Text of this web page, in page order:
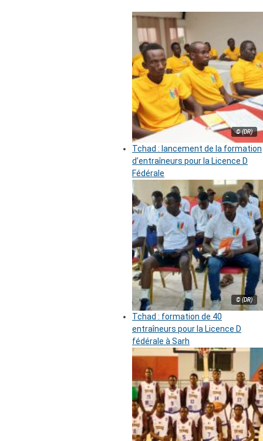
© (DR)
Tchad : lancement de la formation
d’entraîneurs pour la Licence D
Fédérale
© (DR)
Tchad : formation de 40
entraîneurs pour la Licence D
fédérale à Sarh